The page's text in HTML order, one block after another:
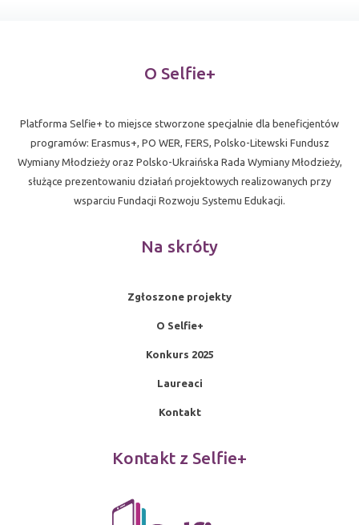
O Selfie+
Platforma Selfie+ to miejsce stworzone specjalnie dla beneficjentów
programów: Erasmus+, PO WER, FERS, Polsko-Litewski Fundusz
Wymiany Młodzieży oraz Polsko-Ukraińska Rada Wymiany Młodzieży,
służące prezentowaniu działań projektowych realizowanych przy
wsparciu Fundacji Rozwoju Systemu Edukacji.
Na skróty
Zgłoszone projekty
O Selfie+
Konkurs 2025
Laureaci
Kontakt
Kontakt z Selfie+